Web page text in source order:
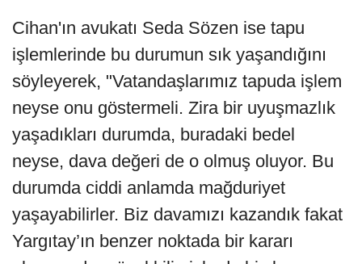
Cihan'ın avukatı Seda Sözen ise tapu
işlemlerinde bu durumun sık yaşandığını
söyleyerek, "Vatandaşlarımız tapuda işlem
neyse onu göstermeli. Zira bir uyuşmazlık
yaşadıkları durumda, buradaki bedel
neyse, dava değeri de o olmuş oluyor. Bu
durumda ciddi anlamda mağduriyet
yaşayabilirler. Biz davamızı kazandık fakat
Yargıtay’ın benzer noktada bir kararı